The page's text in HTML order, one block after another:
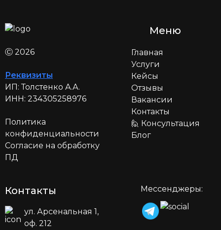
Ⓒ 2026
Реквизиты
ИП:Толстенко А.А.
ИНН: 234305258976
Политика
конфиденциальности
Согласие на обработку
ПД
Меню
Главная
Услуги
Кейсы
Отзывы
Вакансии
Контакты
🙋 Консультация
Блог
Контакты
ул. Арсенальная 1,
оф. 212
Мессенджеры: